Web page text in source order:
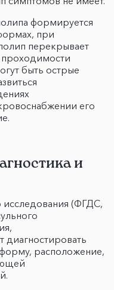
формируется
при
перекрывает
быть острые
его
и
исследования (ФГДС,
диагностировать
расположение,